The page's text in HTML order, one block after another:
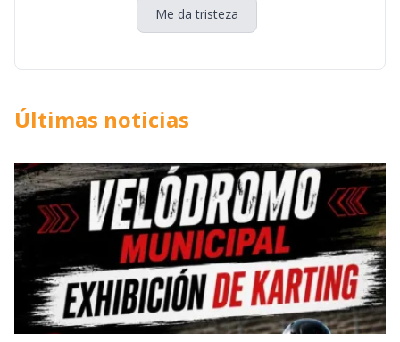
Me da tristeza
Últimas noticias